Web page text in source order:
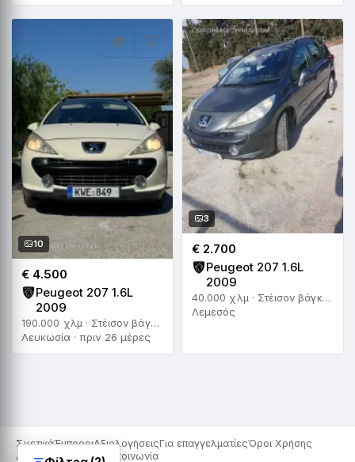
10
€ 4.500
Peugeot 207 1.6L
2009
190.000 χλμ · Στέισον βάγκον · Αυτόματο
Λευκωσία · πριν 26 μέρες
3
€ 2.700
Peugeot 207 1.6L
2009
40.000 χλμ · Στέισον βάγκον · Χειροκίνητο
Λεμεσός
ΣχετικάΈμποροιΑξιολογήσειςΓια επαγγελματίεςΌροι Χρήσης
Απόρρητο CookiesΕπικοινωνία